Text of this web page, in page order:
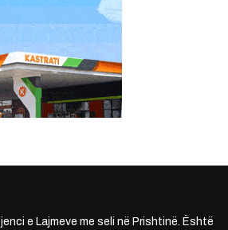
e Lajmeve me seli në Prishtinë. Është